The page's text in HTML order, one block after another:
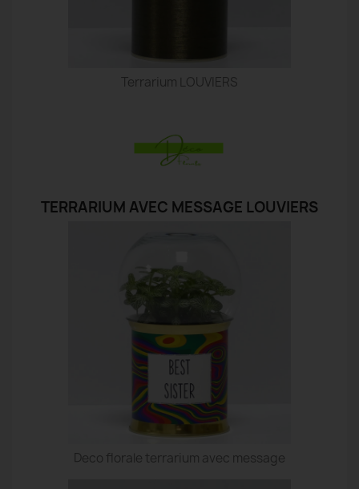
Terrarium LOUVIERS
TERRARIUM AVEC MESSAGE LOUVIERS
Deco florale terrarium avec message